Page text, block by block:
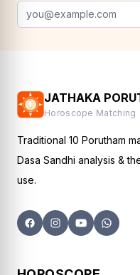
JATHAKA
Horoscope Matching
Traditional 10 Porutham
Dasa Sandhi analysis &
use.